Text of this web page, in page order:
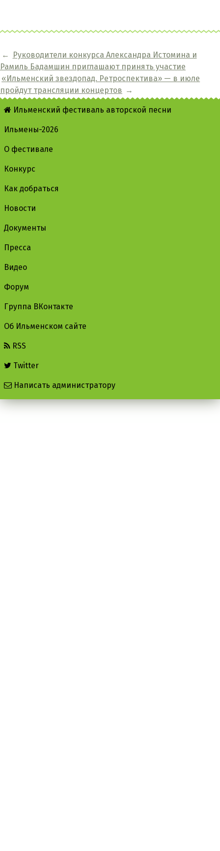
←
Руководители конкурса Александра Истомина и
Рамиль Бадамшин приглашают принять участие
«Ильменский звездопад. Ретроспектива» — в июле
пройдут трансляции концертов →
Ильменский фестиваль авторской песни
Ильмены-2026
О фестивале
Конкурс
Как добраться
Новости
Документы
Пресса
Видео
Форум
Группа ВКонтакте
Об Ильменском сайте
RSS
Twitter
Написать администратору